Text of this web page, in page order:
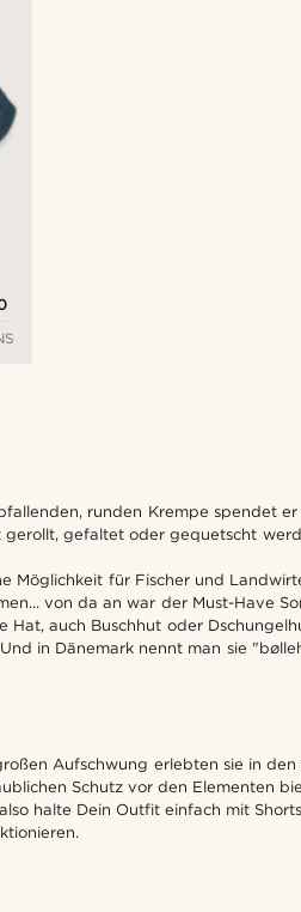
runden Krempe spendet
gefaltet oder gequetscht
Möglichkeit für Fischer und
von da an war der Must-Have
auch Buschhut oder
in Dänemark nennt man sie
Aufschwung erlebten sie in
Schutz vor den Elementen
halte Dein Outfit einfach mit